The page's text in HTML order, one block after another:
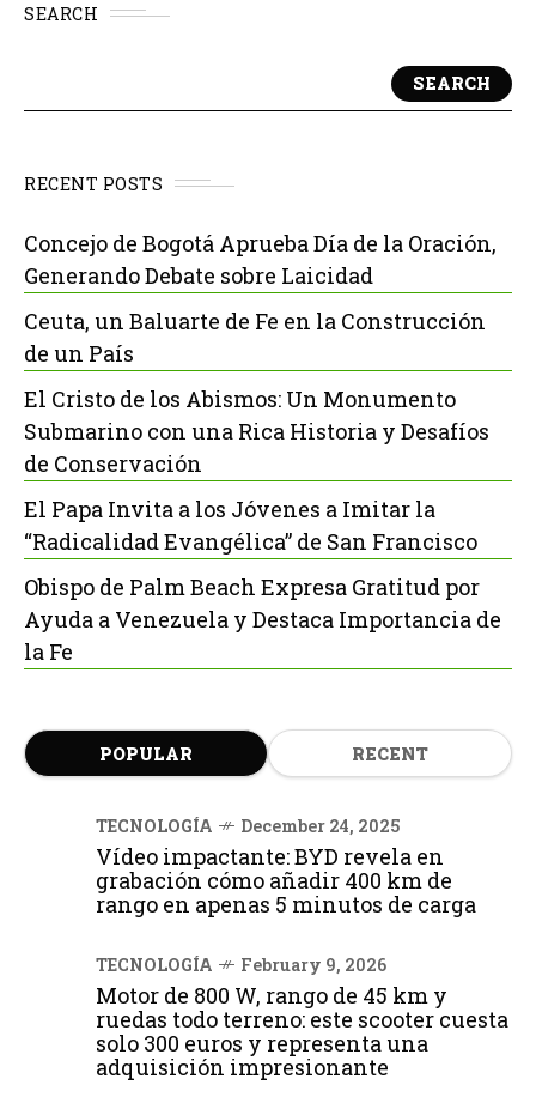
SEARCH
SEARCH
RECENT POSTS
Concejo de Bogotá Aprueba Día de la Oración,
Generando Debate sobre Laicidad
Ceuta, un Baluarte de Fe en la Construcción
de un País
El Cristo de los Abismos: Un Monumento
Submarino con una Rica Historia y Desafíos
de Conservación
El Papa Invita a los Jóvenes a Imitar la
“Radicalidad Evangélica” de San Francisco
Obispo de Palm Beach Expresa Gratitud por
Ayuda a Venezuela y Destaca Importancia de
la Fe
POPULAR RECENT
TECNOLOGÍA December 24, 2025
Vídeo impactante: BYD revela en
grabación cómo añadir 400 km de
rango en apenas 5 minutos de carga
TECNOLOGÍA February 9, 2026
Motor de 800 W, rango de 45 km y
ruedas todo terreno: este scooter cuesta
solo 300 euros y representa una
adquisición impresionante